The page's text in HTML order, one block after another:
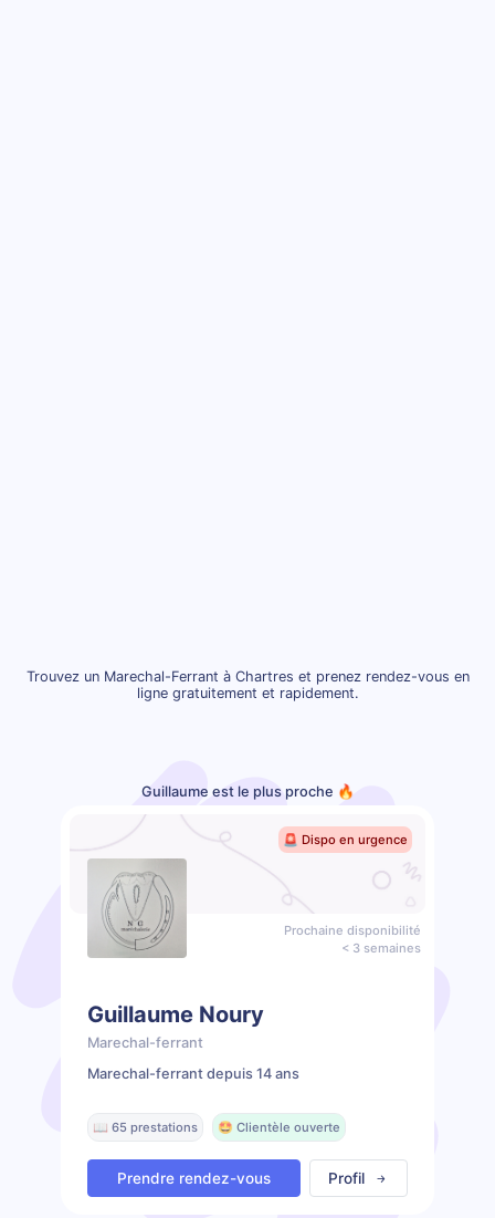
Trouvez un Marechal-Ferrant à Chartres et prenez rendez-vous en
ligne gratuitement et rapidement.
Guillaume est le plus proche 🔥
🚨 Dispo en urgence
Prochaine disponibilité
< 3 semaines
Guillaume Noury
Marechal-ferrant
Marechal-ferrant depuis 14 ans
📖 65 prestations 🤩 Clientèle ouverte
Prendre rendez-vous Profil